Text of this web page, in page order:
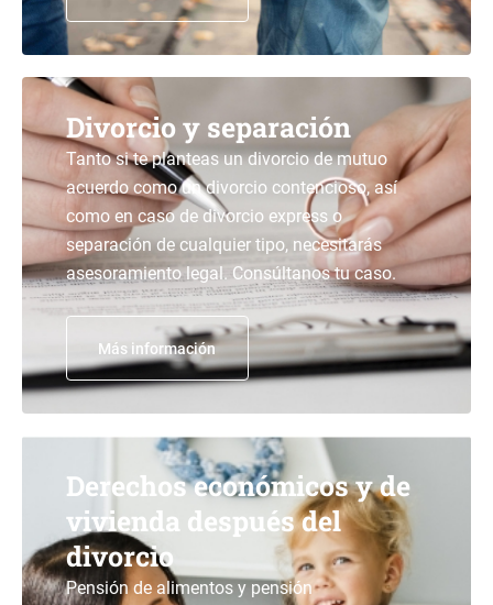
Divorcio y separación
Tanto si te planteas un divorcio de mutuo
acuerdo como un divorcio contencioso, así
como en caso de divorcio express o
separación de cualquier tipo, necesitarás
asesoramiento legal. Consúltanos tu caso.
Más información
Derechos económicos y de
vivienda después del
divorcio
Pensión de alimentos y pensión